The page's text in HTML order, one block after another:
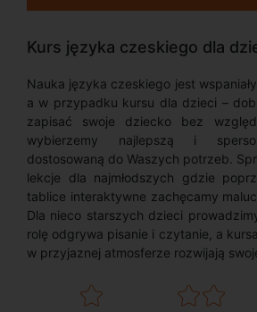
Kurs języka czeskiego dla
Nauka języka czeskiego jest
a w przypadku kursu dla dzieci –
zapisać swoje dziecko bez
wybierzemy najlepszą i
dostosowaną do Waszych potrzeb.
lekcje dla najmłodszych gdzie
tablice interaktywne zachęcamy
Dla nieco starszych dzieci
rolę odgrywa pisanie i czytanie, a
w przyjaznej atmosferze rozwijają